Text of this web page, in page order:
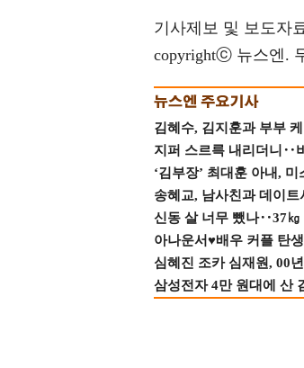
기사제보 및 보도자
copyrightⓒ 뉴스엔.
김혜수, 김지훈과 부부
지퍼 스르륵 내리더니‥
‘김부장’ 최대훈 아내,
송혜교, 남사친과 데이
신동 살 너무 뺐나‥37㎏
아나운서♥배우 커플 탄
심혜진 조카 심재원, 00
삼성전자 4만 원대에 산